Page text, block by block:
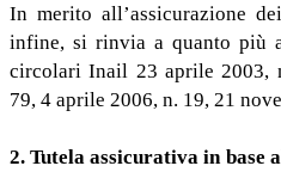
In merito all’assicurazione
infine, si rinvia a quanto più
circolari Inail 23 aprile 2003,
79, 4 aprile 2006, n. 19, 21
2. Tutela assicurativa in base